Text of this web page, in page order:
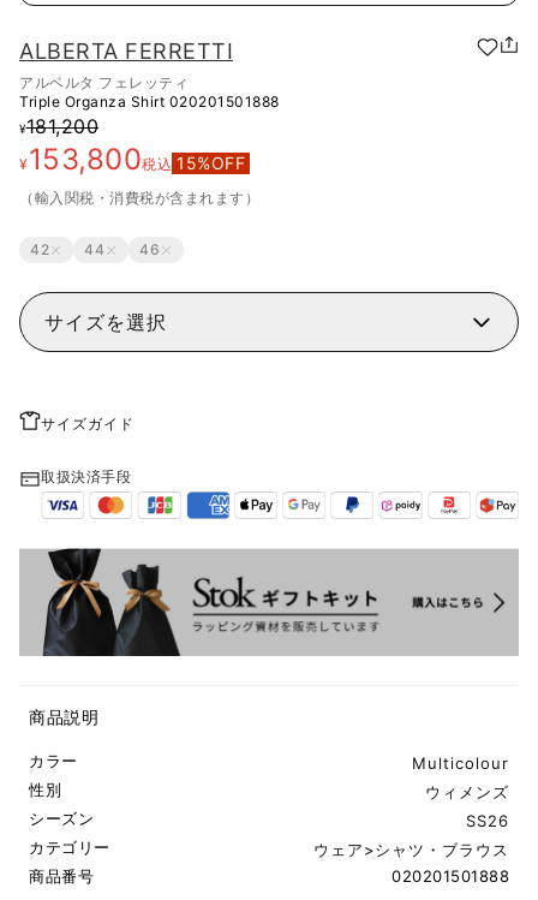
ALBERTA FERRETTI
アルベルタ フェレッティ
Triple Organza Shirt 020201501888
¥181,200
¥153,800税込 15%OFF
（輸入関税・消費税が含まれます）
42 44 46
サイズを選択
サイズガイド
取扱決済手段
商品説明
カラー
Multicolour
性別
ウィメンズ
シーズン
SS26
カテゴリー
ウェア>シャツ・ブラウス
商品番号
020201501888